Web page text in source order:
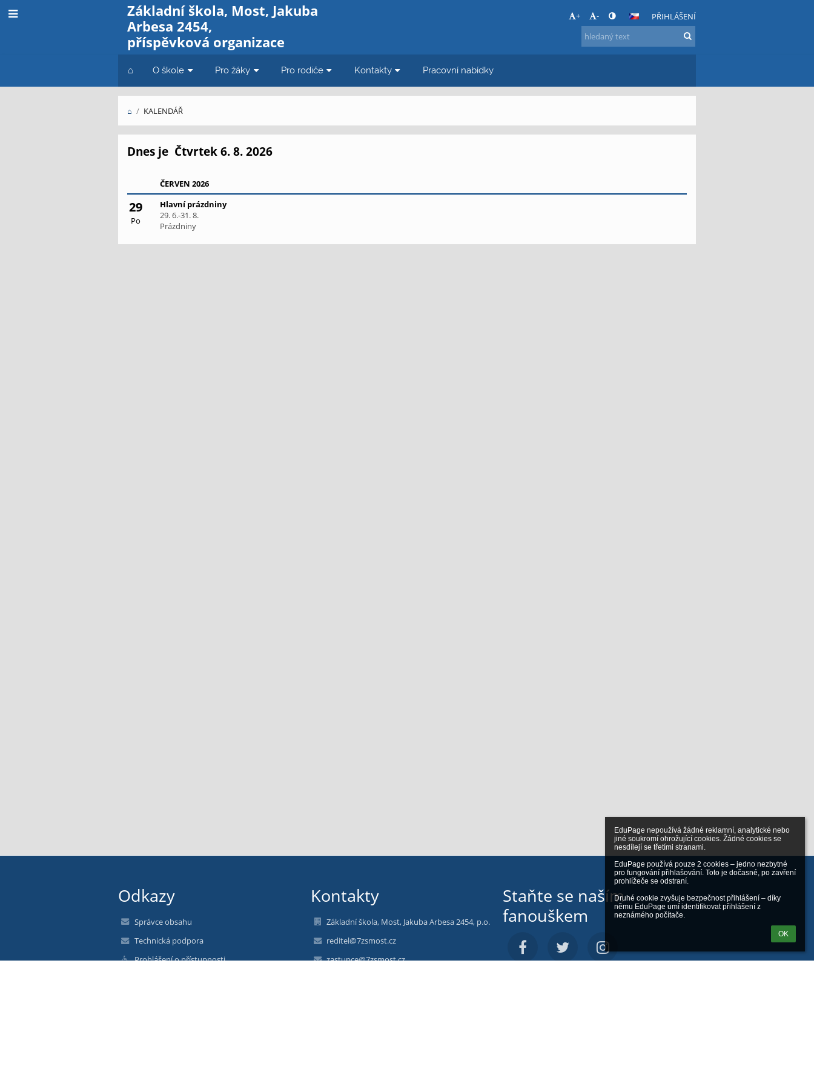
EduPage nepoužívá žádné reklamní, analytické nebo
jiné soukromí ohrožující cookies. Žádné cookies se
nesdílejí se třetími stranami.
EduPage používá pouze 2 cookies – jedno nezbytné
pro fungování přihlašování. Toto je dočasné, po zavření
prohlížeče se odstraní.
Druhé cookie zvyšuje bezpečnost přihlášení – díky
němu EduPage umí identifikovat přihlášení z
neznámého počítače.
OK
Základní škola, Most, Jakuba
Arbesa 2454,
příspěvková organizace
+ - PŘIHLÁŠENÍ
⌂ O škole Pro žáky Pro rodiče Kontakty Pracovní nabídky
⌂ / KALENDÁŘ
Kalendář
Dnes je Čtvrtek 6. 8. 2026
ČERVEN 2026
29
Po
Hlavní prázdniny
29. 6.-31. 8.
Prázdniny
Odkazy
Správce obsahu
Technická podpora
Prohlášení o přístupnosti
Kontakty
Základní škola, Most, Jakuba Arbesa 2454, p.o.
reditel@7zsmost.cz
zastupce@7zsmost.cz
Staňte se naším
fanouškem